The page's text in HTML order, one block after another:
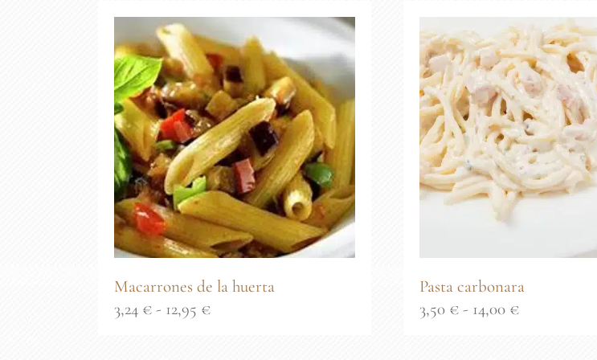
3,99 €
hasta
15,95 €
5,25 €
hasta
21,00 €
Macarrones de la huerta
3,24 € - 12,95 €Rango
Pasta carbonara
3,50 € - 14,00 €Rango